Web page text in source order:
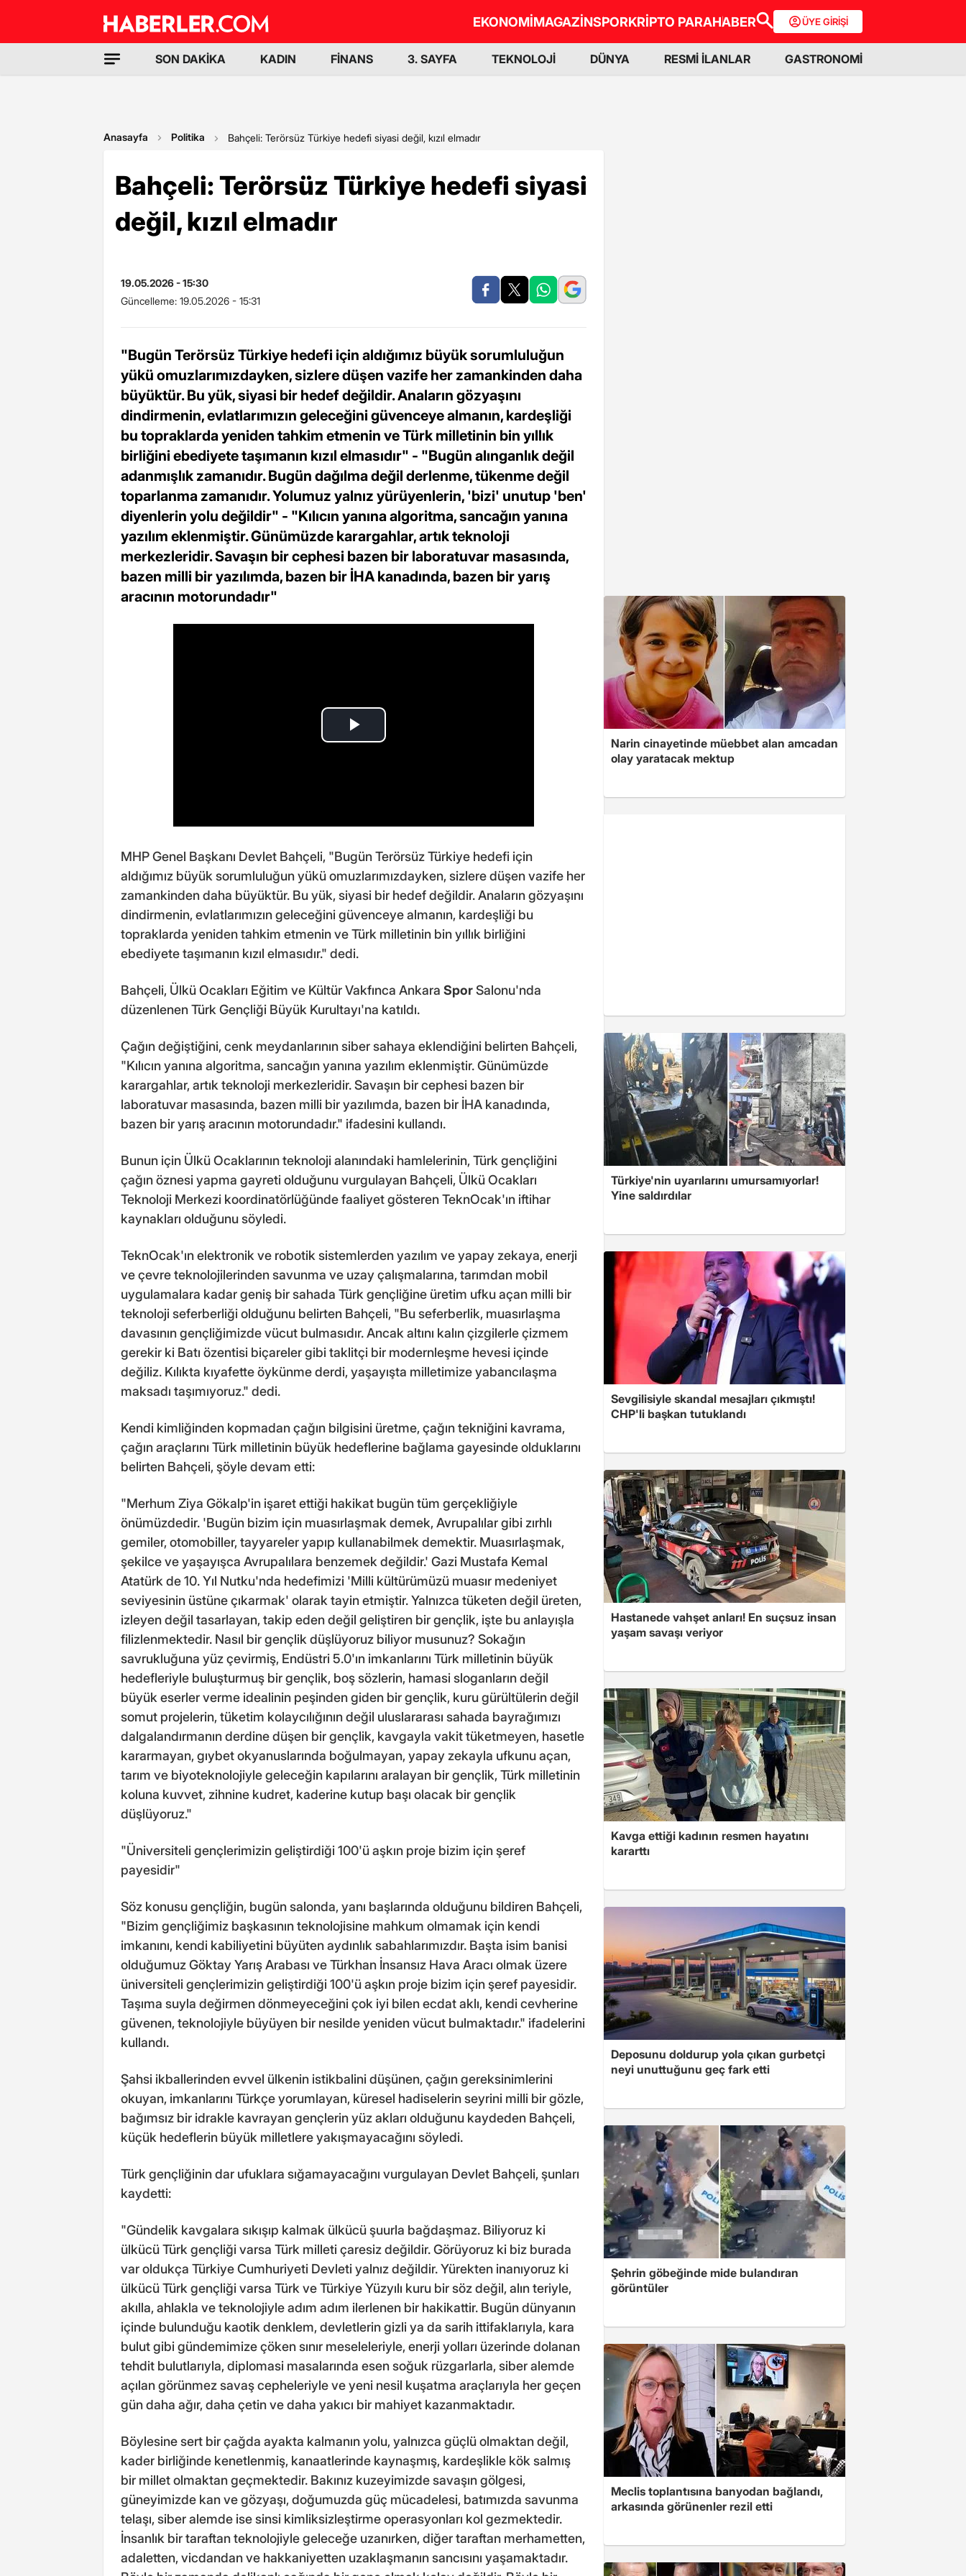
EKONOMİMAGAZİNSPORKRİPTO PARAHABER ÜYE GİRİŞİ
SON DAKİKA KADIN FİNANS 3. SAYFA TEKNOLOJİ DÜNYA RESMİ İLANLAR GASTRONOMİ
Anasayfa Politika Bahçeli: Terörsüz Türkiye hedefi siyasi değil, kızıl elmadır
Bahçeli: Terörsüz Türkiye hedefi siyasi
değil, kızıl elmadır
19.05.2026 - 15:30
Güncelleme: 19.05.2026 - 15:31
"Bugün Terörsüz Türkiye hedefi için aldığımız büyük sorumluluğun
yükü omuzlarımızdayken, sizlere düşen vazife her zamankinden daha
büyüktür. Bu yük, siyasi bir hedef değildir. Anaların gözyaşını
dindirmenin, evlatlarımızın geleceğini güvenceye almanın, kardeşliği
bu topraklarda yeniden tahkim etmenin ve Türk milletinin bin yıllık
birliğini ebediyete taşımanın kızıl elmasıdır" - "Bugün alınganlık değil
adanmışlık zamanıdır. Bugün dağılma değil derlenme, tükenme değil
toparlanma zamanıdır. Yolumuz yalnız yürüyenlerin, 'bizi' unutup 'ben'
diyenlerin yolu değildir" - "Kılıcın yanına algoritma, sancağın yanına
yazılım eklenmiştir. Günümüzde karargahlar, artık teknoloji
merkezleridir. Savaşın bir cephesi bazen bir laboratuvar masasında,
bazen milli bir yazılımda, bazen bir İHA kanadında, bazen bir yarış
aracının motorundadır"
MHP Genel Başkanı Devlet Bahçeli, "Bugün Terörsüz Türkiye hedefi için
aldığımız büyük sorumluluğun yükü omuzlarımızdayken, sizlere düşen vazife her
zamankinden daha büyüktür. Bu yük, siyasi bir hedef değildir. Anaların gözyaşını
dindirmenin, evlatlarımızın geleceğini güvenceye almanın, kardeşliği bu
topraklarda yeniden tahkim etmenin ve Türk milletinin bin yıllık birliğini
ebediyete taşımanın kızıl elmasıdır." dedi.
Bahçeli, Ülkü Ocakları Eğitim ve Kültür Vakfınca Ankara SporSalonu'nda
düzenlenen Türk Gençliği Büyük Kurultayı'na katıldı.
Çağın değiştiğini, cenk meydanlarının siber sahaya eklendiğini belirten Bahçeli,
"Kılıcın yanına algoritma, sancağın yanına yazılım eklenmiştir. Günümüzde
karargahlar, artık teknoloji merkezleridir. Savaşın bir cephesi bazen bir
laboratuvar masasında, bazen milli bir yazılımda, bazen bir İHA kanadında,
bazen bir yarış aracının motorundadır." ifadesini kullandı.
Bunun için Ülkü Ocaklarının teknoloji alanındaki hamlelerinin, Türk gençliğini
çağın öznesi yapma gayreti olduğunu vurgulayan Bahçeli, Ülkü Ocakları
Teknoloji Merkezi koordinatörlüğünde faaliyet gösteren TeknOcak'ın iftihar
kaynakları olduğunu söyledi.
TeknOcak'ın elektronik ve robotik sistemlerden yazılım ve yapay zekaya, enerji
ve çevre teknolojilerinden savunma ve uzay çalışmalarına, tarımdan mobil
uygulamalara kadar geniş bir sahada Türk gençliğine üretim ufku açan milli bir
teknoloji seferberliği olduğunu belirten Bahçeli, "Bu seferberlik, muasırlaşma
davasının gençliğimizde vücut bulmasıdır. Ancak altını kalın çizgilerle çizmem
gerekir ki Batı özentisi biçareler gibi taklitçi bir modernleşme hevesi içinde
değiliz. Kılıkta kıyafette öykünme derdi, yaşayışta milletimize yabancılaşma
maksadı taşımıyoruz." dedi.
Kendi kimliğinden kopmadan çağın bilgisini üretme, çağın tekniğini kavrama,
çağın araçlarını Türk milletinin büyük hedeflerine bağlama gayesinde olduklarını
belirten Bahçeli, şöyle devam etti:
"Merhum Ziya Gökalp'in işaret ettiği hakikat bugün tüm gerçekliğiyle
önümüzdedir. 'Bugün bizim için muasırlaşmak demek, Avrupalılar gibi zırhlı
gemiler, otomobiller, tayyareler yapıp kullanabilmek demektir. Muasırlaşmak,
şekilce ve yaşayışca Avrupalılara benzemek değildir.' Gazi Mustafa Kemal
Atatürk de 10. Yıl Nutku'nda hedefimizi 'Milli kültürümüzü muasır medeniyet
seviyesinin üstüne çıkarmak' olarak tayin etmiştir. Yalnızca tüketen değil üreten,
izleyen değil tasarlayan, takip eden değil geliştiren bir gençlik, işte bu anlayışla
filizlenmektedir. Nasıl bir gençlik düşlüyoruz biliyor musunuz? Sokağın
savrukluğuna yüz çevirmiş, Endüstri 5.0'ın imkanlarını Türk milletinin büyük
hedefleriyle buluşturmuş bir gençlik, boş sözlerin, hamasi sloganların değil
büyük eserler verme idealinin peşinden giden bir gençlik, kuru gürültülerin değil
somut projelerin, tüketim kolaycılığının değil uluslararası sahada bayrağımızı
dalgalandırmanın derdine düşen bir gençlik, kavgayla vakit tüketmeyen, hasetle
kararmayan, gıybet okyanuslarında boğulmayan, yapay zekayla ufkunu açan,
tarım ve biyoteknolojiyle geleceğin kapılarını aralayan bir gençlik, Türk milletinin
koluna kuvvet, zihnine kudret, kaderine kutup başı olacak bir gençlik
düşlüyoruz."
"Üniversiteli gençlerimizin geliştirdiği 100'ü aşkın proje bizim için şeref
payesidir"
Söz konusu gençliğin, bugün salonda, yanı başlarında olduğunu bildiren Bahçeli,
"Bizim gençliğimiz başkasının teknolojisine mahkum olmamak için kendi
imkanını, kendi kabiliyetini büyüten aydınlık sabahlarımızdır. Başta isim banisi
olduğumuz Göktay Yarış Arabası ve Türkhan İnsansız Hava Aracı olmak üzere
üniversiteli gençlerimizin geliştirdiği 100'ü aşkın proje bizim için şeref payesidir.
Taşıma suyla değirmen dönmeyeceğini çok iyi bilen ecdat aklı, kendi cevherine
güvenen, teknolojiyle büyüyen bir nesilde yeniden vücut bulmaktadır." ifadelerini
kullandı.
Şahsi ikballerinden evvel ülkenin istikbalini düşünen, çağın gereksinimlerini
okuyan, imkanlarını Türkçe yorumlayan, küresel hadiselerin seyrini milli bir gözle,
bağımsız bir idrakle kavrayan gençlerin yüz akları olduğunu kaydeden Bahçeli,
küçük hedeflerin büyük milletlere yakışmayacağını söyledi.
Türk gençliğinin dar ufuklara sığamayacağını vurgulayan Devlet Bahçeli, şunları
kaydetti:
"Gündelik kavgalara sıkışıp kalmak ülkücü şuurla bağdaşmaz. Biliyoruz ki
ülkücü Türk gençliği varsa Türk milleti çaresiz değildir. Görüyoruz ki biz burada
var oldukça Türkiye Cumhuriyeti Devleti yalnız değildir. Yürekten inanıyoruz ki
ülkücü Türk gençliği varsa Türk ve Türkiye Yüzyılı kuru bir söz değil, alın teriyle,
akılla, ahlakla ve teknolojiyle adım adım ilerlenen bir hakikattir. Bugün dünyanın
içinde bulunduğu kaotik denklem, devletlerin gizli ya da sarih ittifaklarıyla, kara
bulut gibi gündemimize çöken sınır meseleleriyle, enerji yolları üzerinde dolanan
tehdit bulutlarıyla, diplomasi masalarında esen soğuk rüzgarlarla, siber alemde
açılan görünmez savaş cepheleriyle ve yeni nesil kuşatma araçlarıyla her geçen
gün daha ağır, daha çetin ve daha yakıcı bir mahiyet kazanmaktadır.
Böylesine sert bir çağda ayakta kalmanın yolu, yalnızca güçlü olmaktan değil,
kader birliğinde kenetlenmiş, kanaatlerinde kaynaşmış, kardeşlikle kök salmış
bir millet olmaktan geçmektedir. Bakınız kuzeyimizde savaşın gölgesi,
güneyimizde kan ve gözyaşı, doğumuzda güç mücadelesi, batımızda savunma
telaşı, siber alemde ise sinsi kimliksizleştirme operasyonları kol gezmektedir.
İnsanlık bir taraftan teknolojiyle geleceğe uzanırken, diğer taraftan merhametten,
adaletten, vicdandan ve hakkaniyetten uzaklaşmanın sancısını yaşamaktadır.
Narin cinayetinde müebbet alan amcadan
olay yaratacak mektup
Türkiye'nin uyarılarını umursamıyorlar!
Yine saldırdılar
Sevgilisiyle skandal mesajları çıkmıştı!
CHP'li başkan tutuklandı
Hastanede vahşet anları! En suçsuz insan
yaşam savaşı veriyor
Kavga ettiği kadının resmen hayatını
kararttı
Deposunu doldurup yola çıkan gurbetçi
neyi unuttuğunu geç fark etti
Şehrin göbeğinde mide bulandıran
görüntüler
Meclis toplantısına banyodan bağlandı,
arkasında görünenler rezil etti